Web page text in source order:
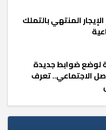
المنتهي بالتملك
ضوابط جديدة
الاجتماعي.. تعرف